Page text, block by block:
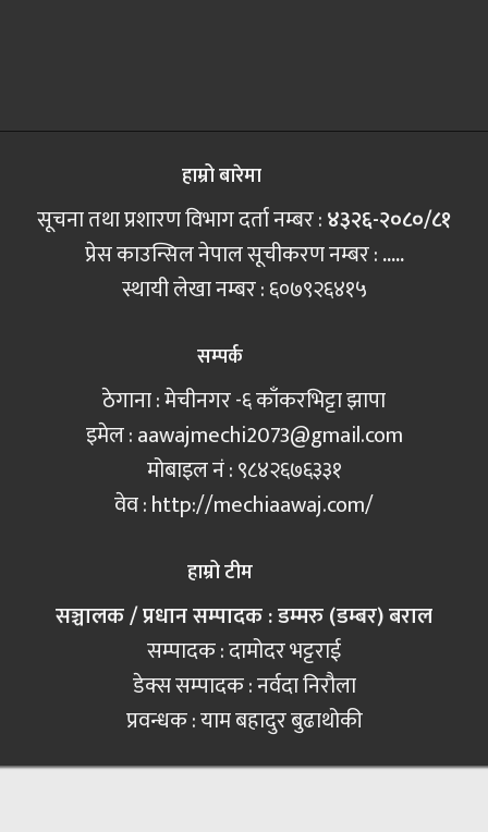
हाम्रो बारेमा
सूचना तथा प्रशारण विभाग दर्ता नम्बर :४३२६-२०८०/८१
प्रेस काउन्सिल नेपाल सूचीकरण नम्बर :.....
स्थायी लेखा नम्बर : ६०७९२६४१५
सम्पर्क
ठेगाना : मेचीनगर -६ काँकरभिट्टा झापा
इमेल :aawajmechi2073@gmail.com
मोबाइल नं‍ : ९८४२६७६३३१
वेव : http://mechiaawaj.com/
हाम्रो टीम
सञ्चालक / प्रधान सम्पादक : डम्मरु (डम्बर) बराल
सम्पादक : दामोदर भट्टराई
डेक्स सम्पादक : नर्वदा निरौला
प्रवन्धक : याम बहादुर बुढाथोकी